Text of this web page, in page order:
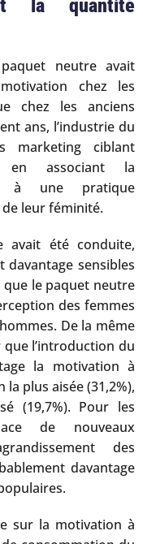
la quantité
neutre avait
chez les
chez les anciens
ans, l’industrie du
marketing ciblant
en associant la
à une pratique
leur féminité.
avait été conduite,
sensibles
le paquet neutre
des femmes
De la même
l’introduction du
la motivation à
plus aisée (31,2%),
(19,7%). Pour les
de nouveaux
des
davantage
sur la motivation à